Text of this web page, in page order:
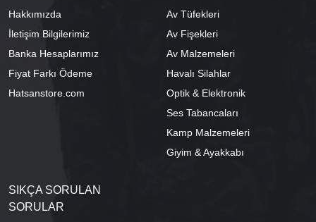
Hakkımızda
İletişim Bilgilerimiz
Banka Hesaplarımız
Fiyat Farkı Ödeme
Hatsanstore.com
Av Tüfekleri
Av Fişekleri
Av Malzemeleri
Havalı Silahlar
Optik & Elektronik
Ses Tabancaları
Kamp Malzemeleri
Giyim & Ayakkabı
SIKÇA SORULAN
SORULAR